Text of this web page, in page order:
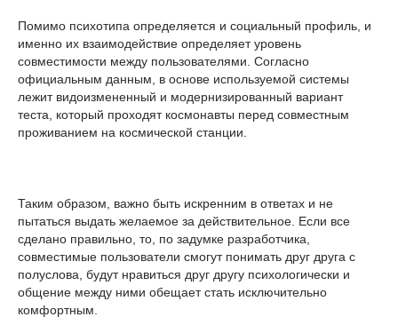
Помимо психотипа определяется и социальный профиль, и
именно их взаимодействие определяет уровень
совместимости между пользователями. Согласно
официальным данным, в основе используемой системы
лежит видоизмененный и модернизированный вариант
теста, который проходят космонавты перед совместным
проживанием на космической станции.
Таким образом, важно быть искренним в ответах и не
пытаться выдать желаемое за действительное. Если все
сделано правильно, то, по задумке разработчика,
совместимые пользователи смогут понимать друг друга с
полуслова, будут нравиться друг другу психологически и
общение между ними обещает стать исключительно
комфортным.